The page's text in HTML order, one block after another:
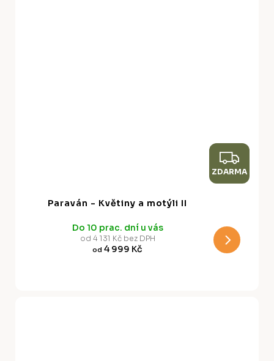
Z
D
M
ZDARMA
Paraván - Květiny a motýli II
Do 10 prac. dní u vás
od 4 131 Kč bez DPH
od 4 999 Kč